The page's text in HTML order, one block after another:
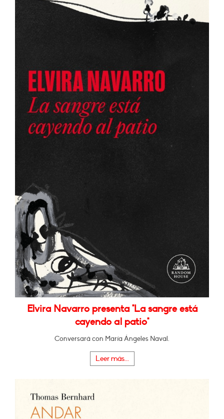
Elvira Navarro presenta "La sangre está
cayendo al patio"
Conversará con María Ángeles Naval.
Leer más...